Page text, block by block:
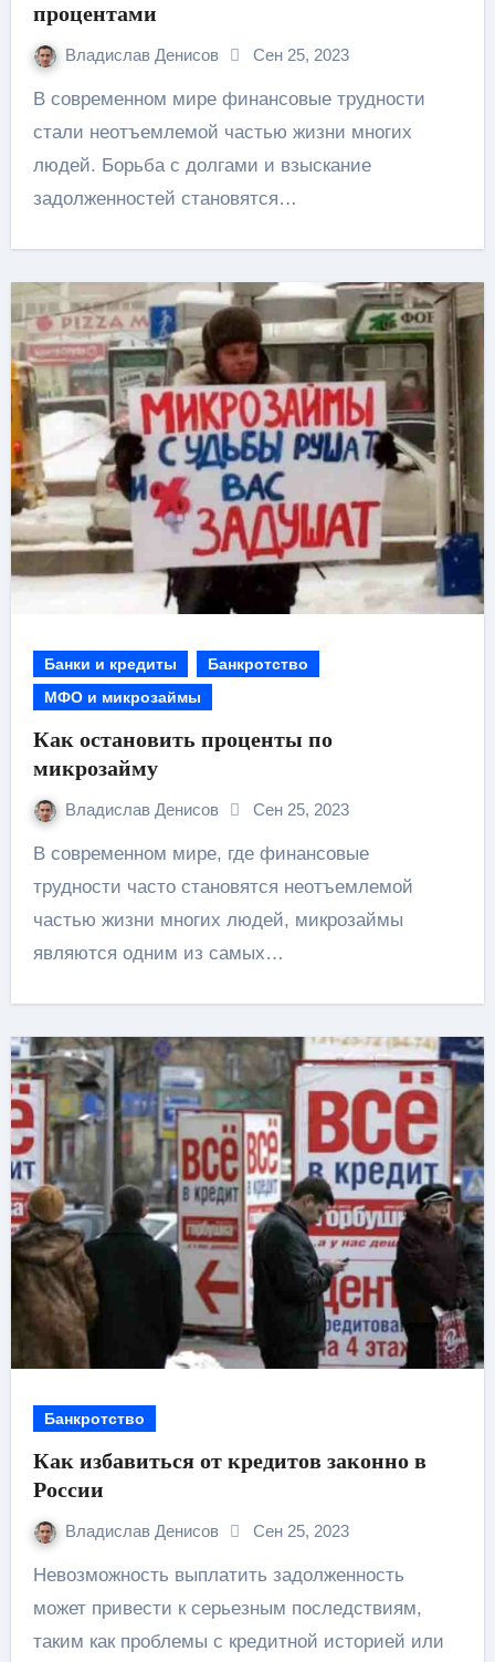
процентами
Владислав Денисов Сен 25, 2023
В современном мире финансовые трудности
стали неотъемлемой частью жизни многих
людей. Борьба с долгами и взыскание
задолженностей становятся…
Банки и кредиты
Банкротство
МФО и микрозаймы
Как остановить проценты по
микрозайму
Владислав Денисов Сен 25, 2023
В современном мире, где финансовые
трудности часто становятся неотъемлемой
частью жизни многих людей, микрозаймы
являются одним из самых…
Банкротство
Как избавиться от кредитов законно в
России
Владислав Денисов Сен 25, 2023
Невозможность выплатить задолженность
может привести к серьезным последствиям,
таким как проблемы с кредитной историей или